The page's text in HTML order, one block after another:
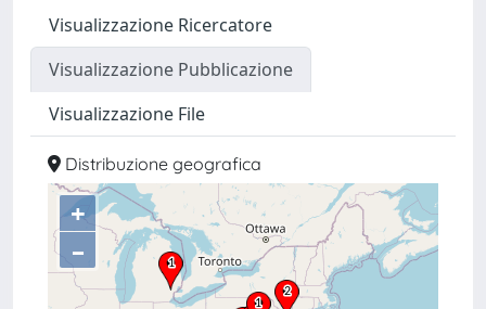
Visualizzazione Ricercatore
Visualizzazione Pubblicazione
Visualizzazione File
Distribuzione geografica
+
–